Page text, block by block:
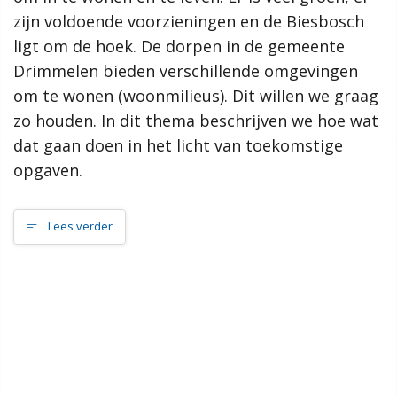
Proces
Hoe werkt de website?
Rol van de gemeente
Contact
Gebieden
Drimmelen
Zoeken
zijn voldoende voorzieningen en de Biesbosch
ligt om de hoek. De dorpen in de gemeente
Drimmelen bieden verschillende omgevingen
om te wonen (woonmilieus). Dit willen we graag
zo houden. In dit thema beschrijven we hoe wat
dat gaan doen in het licht van toekomstige
opgaven.
Lees verder